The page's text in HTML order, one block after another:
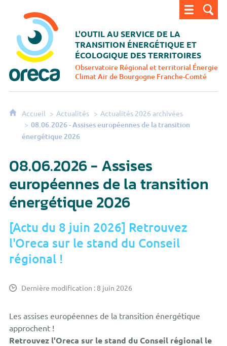
ORECA - Observatoire régional et territorial énergie
L'OUTIL AU SERVICE DE LA
TRANSITION ÉNERGÉTIQUE ET
ÉCOLOGIQUE DES TERRITOIRES
Observatoire Régional et territorial Énergie
Climat Airde Bourgogne Franche-Comté
Accueil Actualités Actualités 2026 archivées
08.06.2026 - Assises européennes de la transition
énergétique 2026
08.06.2026 - Assises
européennes de la transition
énergétique 2026
[Actu du 8 juin 2026] Retrouvez
l'Oreca sur le stand du Conseil
régional !
Dernière modification : 8 juin 2026
Les assises européennes de la transition énergétique
approchent !
Retrouvez l'Oreca sur le stand du Conseil régional le